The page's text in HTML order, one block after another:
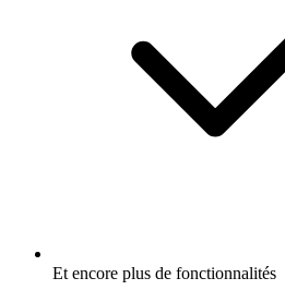
Et encore plus de fonctionnalités